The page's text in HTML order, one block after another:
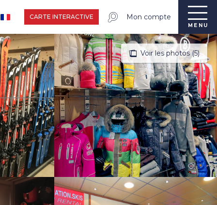
Mon compte
CARTE INTERACTIVE
MENU
Voir les photos (5)